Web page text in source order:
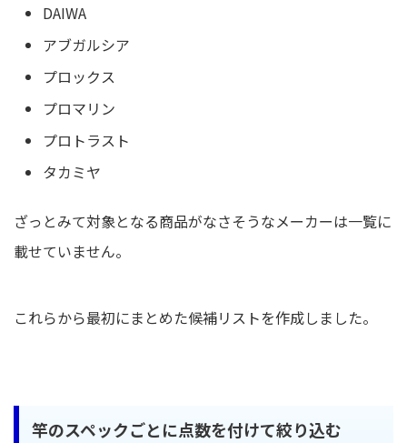
DAIWA
アブガルシア
プロックス
プロマリン
プロトラスト
タカミヤ
ざっとみて対象となる商品がなさそうなメーカーは一覧に
載せていません。
これらから最初にまとめた候補リストを作成しました。
竿のスペックごとに点数を付けて絞り込む